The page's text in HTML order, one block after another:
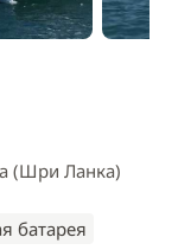
(Шри Ланка)
батарея